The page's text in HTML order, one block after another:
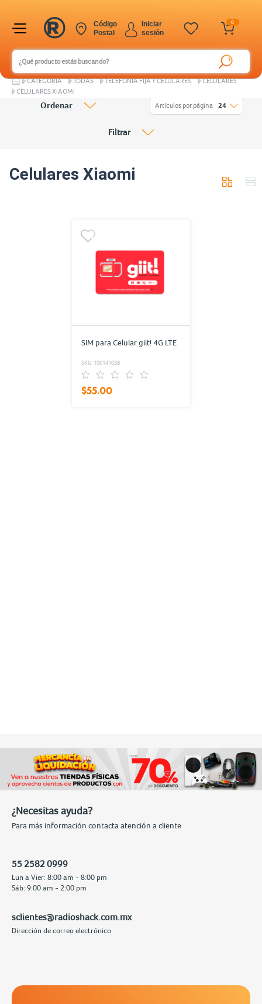
0
Iniciar
sesión
Código
Postal
CATEGORÍA TODAS TELEFONÍA FIJA Y CELULARES
CELULARES
CELULARES XIAOMI
Celulares Xiaomi
Ordenar Artículos por página 24
Filtrar
SIM para Celular giit! 4G LTE
SKU: 100141038
$55.00
¿Necesitas ayuda?
Para más información contacta atención a cliente
55 2582 0999
Lun a Vier: 8:00 am - 8:00 pm
Sáb: 9:00 am - 2:00 pm
sclientes@radioshack.com.mx
Dirección de correo electrónico